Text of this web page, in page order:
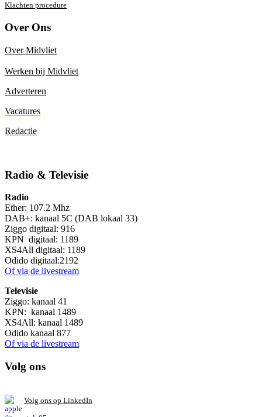
Klachten procedure
Over Ons
Over Midvliet
Werken bij Midvliet
Adverteren
Vacatures
Redactie
Radio & Televisie
Radio
Ether: 107.2 Mhz
DAB+: kanaal 5C (DAB lokaal 33)
Ziggo digitaal: 916
KPN digitaal: 1189
XS4All digitaal: 1189
Odido digitaal:2192
Of via de livestream
Televisie
Ziggo: kanaal 41
KPN: kanaal 1489
XS4All: kanaal 1489
Odido kanaal 877
Of via de livestream
Volg ons
Volg ons op LinkedIn